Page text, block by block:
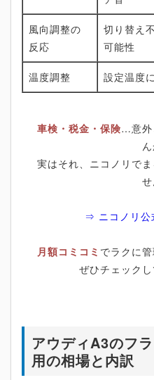
風向調整の
反応
切り替え
可能性
温度調整 設定温度
車検・税金・保険…意外
実はそれ、ニコノリで
せ
⇒ ニコノリ公
月額コミコミ でラクに
ぜひチェック
アウディA3のフ
用の相場と内訳